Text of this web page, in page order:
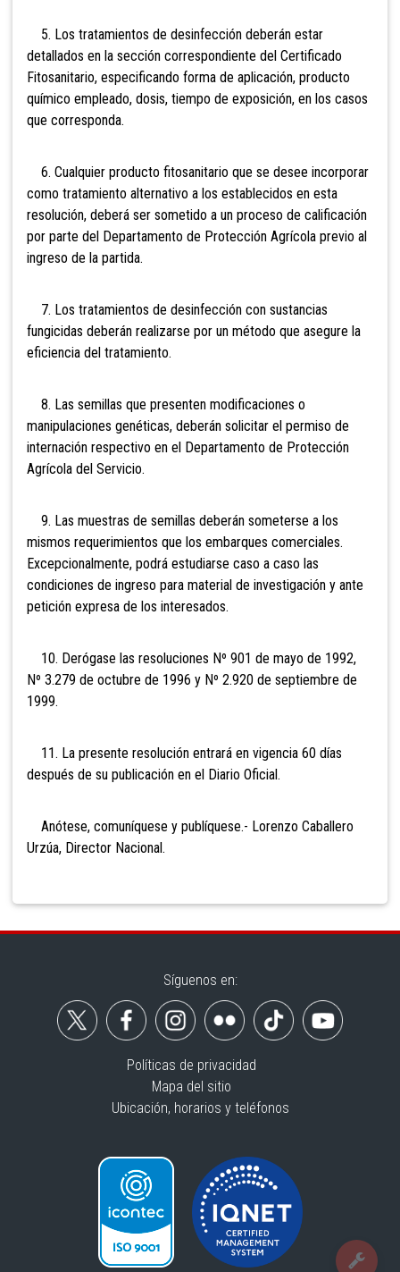
5. Los tratamientos de desinfección deberán estar
detallados en la sección correspondiente del Certificado
Fitosanitario, especificando forma de aplicación, producto
químico empleado, dosis, tiempo de exposición, en los casos
que corresponda.
6. Cualquier producto fitosanitario que se desee incorporar
como tratamiento alternativo a los establecidos en esta
resolución, deberá ser sometido a un proceso de calificación
por parte del Departamento de Protección Agrícola previo al
ingreso de la partida.
7. Los tratamientos de desinfección con sustancias
fungicidas deberán realizarse por un método que asegure la
eficiencia del tratamiento.
8. Las semillas que presenten modificaciones o
manipulaciones genéticas, deberán solicitar el permiso de
internación respectivo en el Departamento de Protección
Agrícola del Servicio.
9. Las muestras de semillas deberán someterse a los
mismos requerimientos que los embarques comerciales.
Excepcionalmente, podrá estudiarse caso a caso las
condiciones de ingreso para material de investigación y ante
petición expresa de los interesados.
10. Derógase las resoluciones Nº 901 de mayo de 1992,
Nº 3.279 de octubre de 1996 y Nº 2.920 de septiembre de
1999.
11. La presente resolución entrará en vigencia 60 días
después de su publicación en el Diario Oficial.
Anótese, comuníquese y publíquese.- Lorenzo Caballero
Urzúa, Director Nacional.
Síguenos en:
Políticas de privacidad
Mapa del sitio
Ubicación, horarios y teléfonos